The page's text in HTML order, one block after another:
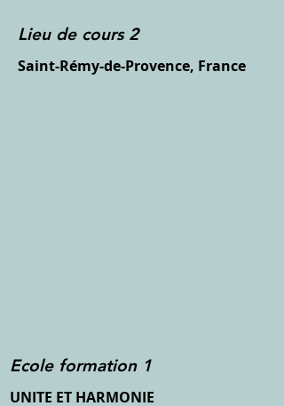
Lieu de cours 2
Saint-Rémy-de-Provence, France
Ecole formation 1
UNITE ET HARMONIE